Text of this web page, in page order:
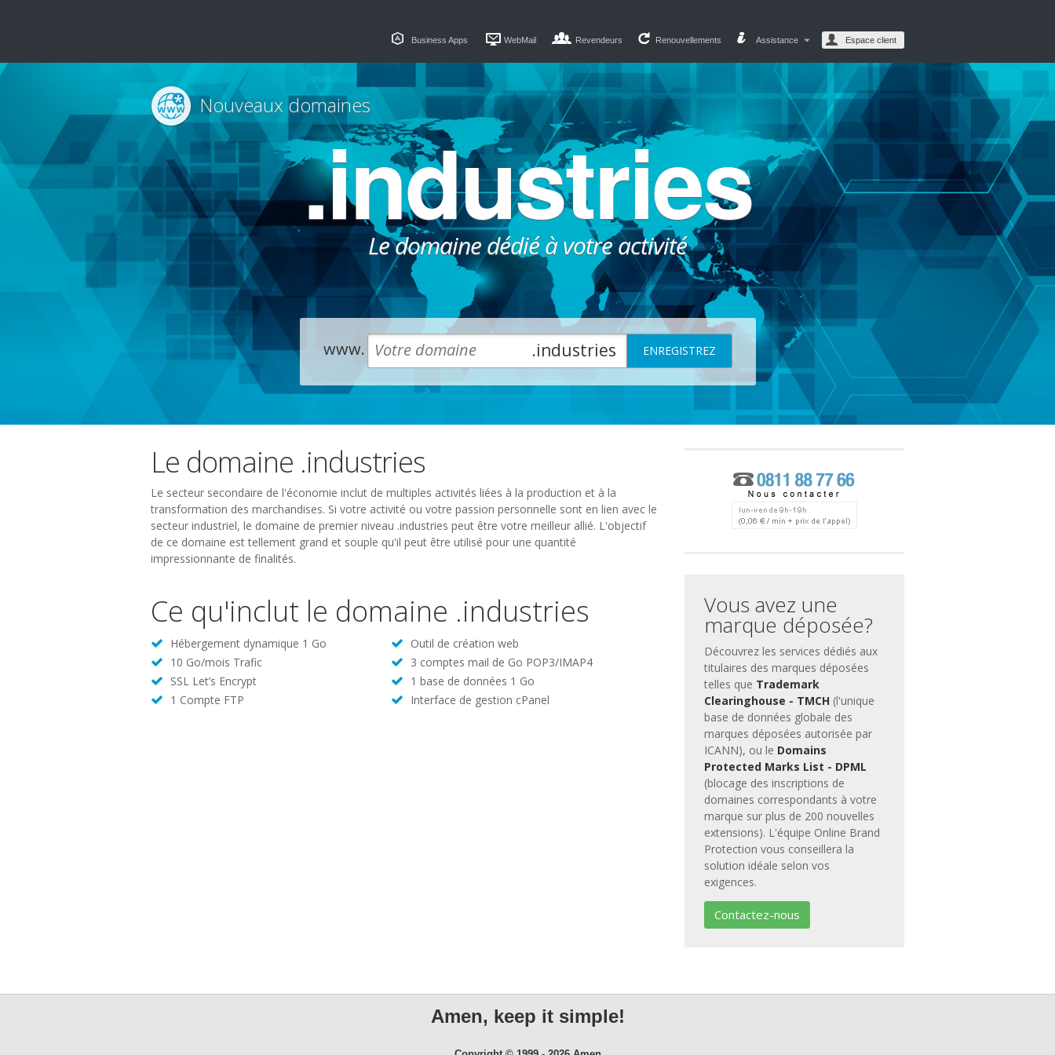
Business Apps WebMail Revendeurs Renouvellements Assistance Espace client
.industries
Le domaine dédié à votre activité
Nouveaux domaines
www. .industries
Le domaine .industries
Le secteur secondaire de l'économie inclut de multiples activités liées à la production et à la
transformation des marchandises. Si votre activité ou votre passion personnelle sont en lien avec le
secteur industriel, le domaine de premier niveau .industries peut être votre meilleur allié. L'objectif
de ce domaine est tellement grand et souple qu'il peut être utilisé pour une quantité
impressionnante de finalités.
Ce qu'inclut le domaine .industries
Hébergement dynamique 1 Go
Outil de création web
10 Go/mois Trafic
3 comptes mail de Go POP3/IMAP4
SSL Let’s Encrypt
1 base de données 1 Go
1 Compte FTP
Interface de gestion cPanel
Vous avez une
marque déposée?
Découvrez les services dédiés aux
titulaires des marques déposées
telles que Trademark
Clearinghouse - TMCH (l'unique
base de données globale des
marques déposées autorisée par
ICANN), ou le Domains
Protected Marks List - DPML
(blocage des inscriptions de
domaines correspondants à votre
marque sur plus de 200 nouvelles
extensions). L'équipe Online Brand
Protection vous conseillera la
solution idéale selon vos
exigences.
Contactez-nous
Amen, keep it simple!